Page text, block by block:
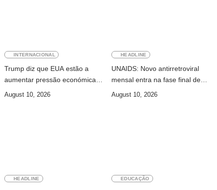
INTERNACIONAL
Trump diz que EUA estão a
aumentar pressão económica
sobre Irão
August 10, 2026
HEADLINE
UNAIDS: Novo antirretroviral
mensal entra na fase final de
ensaios clínicos
August 10, 2026
HEADLINE EDUCAÇÃO